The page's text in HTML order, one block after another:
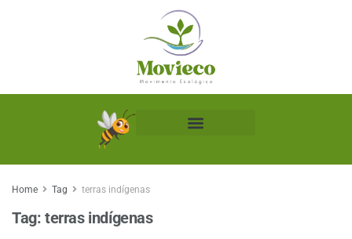
Home Tag terras indígenas
Tag: terras indígenas